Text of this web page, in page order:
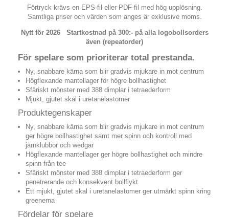
Förtryck krävs en EPS-fil eller PDF-fil med hög upplösning.
Samtliga priser och värden som anges är exklusive moms.
Nytt för 2026 Startkostnad på 300:- på alla logobollsorders
även (repeatorder)
För spelare som prioriterar total prestanda.
Ny, snabbare kärna som blir gradvis mjukare in mot centrum
Högflexande mantellager för högre bollhastighet
Sfäriskt mönster med 388 dimplar i tetraederform
Mjukt, gjutet skal i uretanelastomer
Produktegenskaper
Ny, snabbare kärna som blir gradvis mjukare in mot centrum
ger högre bollhastighet samt mer spinn och kontroll med
järnklubbor och wedgar
Högflexande mantellager ger högre bollhastighet och mindre
spinn från tee
Sfäriskt mönster med 388 dimplar i tetraederform ger
penetrerande och konsekvent bollflykt
Ett mjukt, gjutet skal i uretanelastomer ger utmärkt spinn kring
greenerna
Fördelar för spelare